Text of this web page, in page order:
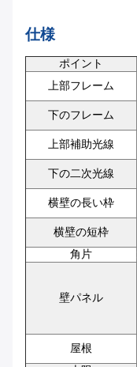
仕様
ポイント
上部フレーム
下のフレーム
上部補助光線
下の二次光線
横壁の長い枠
横壁の短枠
角片
壁パネル
屋根